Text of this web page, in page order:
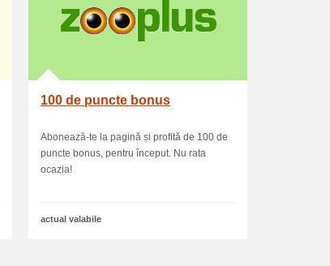
100 de puncte bonus
Abonează-te la pagină și profită de 100 de
puncte bonus, pentru început. Nu rata
ocazia!
actual valabile